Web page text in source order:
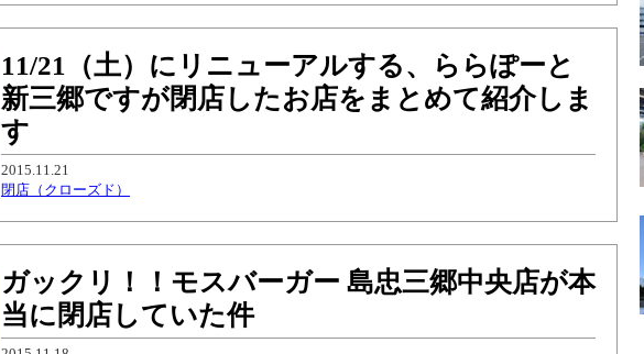
11/21（土）にリニューアルする、ららぽーと
新三郷ですが閉店したお店をまとめて紹介しま
す
2015.11.21
閉店（クローズド）
ガックリ！！モスバーガー 島忠三郷中央店が本
当に閉店していた件